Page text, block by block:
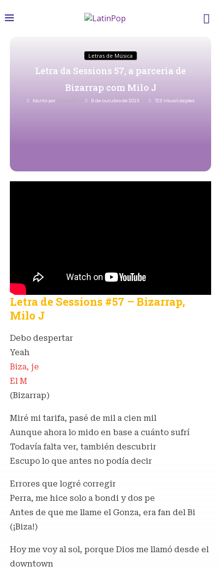
Letras de Música
Letra da Sessions 57, a parceria de
Bizarrap com Milo J
Escrito por Redacao 9 de outubro de 2023 723 Visualizações
Letra de Sessions #57 – Bizarrap,
Milo J
Debo despertar
Yeah
Biza, je
El M
(Bizarrap)
Miré mi tarifa, pasé de mil a cien mil
Aunque ahora lo mido en base a cuánto sufrí
Todavía falta ver, también descubrir
Escupo lo que antes no podía decir
Errores que logré corregir
Perra, me hice solo a bondi y dos pe
Antes de que me llame el Gonza, era fan del Bi
(¡Biza!)
Hoy me voy al sol, porque Dios me llamó desde el
downtown